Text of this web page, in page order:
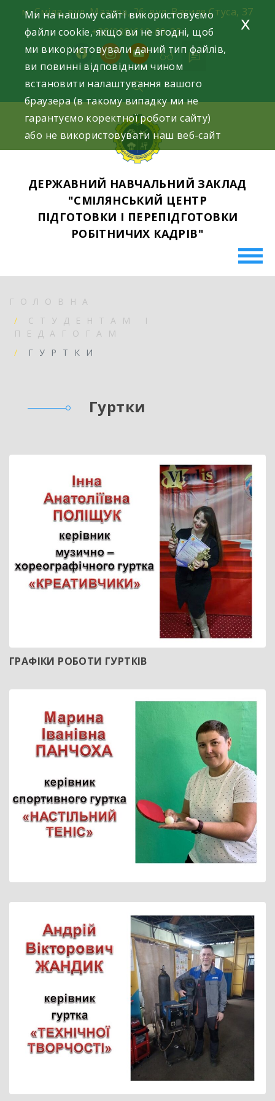
content
м. Сміла, вул. Мазура, 26; вул. Василя Стуса, 37
+38(098)612-69-32.
facebookinstagram
youtube
ДЕРЖАВНИЙ НАВЧАЛЬНИЙ ЗАКЛАД
"СМІЛЯНСЬКИЙ ЦЕНТР
ПІДГОТОВКИ І ПЕРЕПІДГОТОВКИ
РОБІТНИЧИХ КАДРІВ"
ГОЛОВНА
СТУДЕНТАМ І
ПЕДАГОГАМ
ГУРТКИ
Гуртки
ГРАФІКИ РОБОТИ ГУРТКІВ
Ми на нашому сайті використовуємо
файли cookie, якщо ви не згодні, щоб
ми використовували даний тип файлів,
ви повинні відповідним чином
встановити налаштування вашого
браузера (в такому випадку ми не
гарантуємо коректної роботи сайту)
або не використовувати наш веб-сайт
x